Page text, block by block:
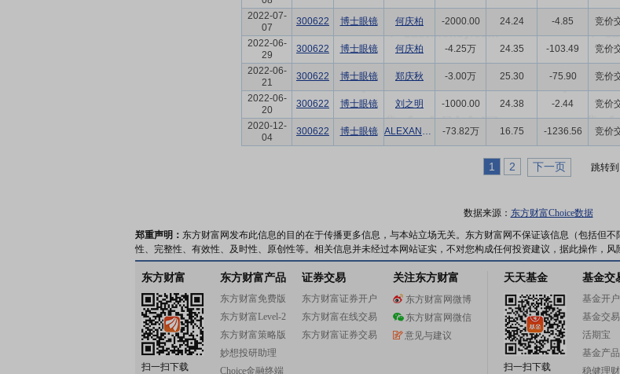
2022-07-
07
300622 博士眼镜 何庆柏 -2000.00 24.24 -4.85 竞价
2022-06-
29
300622 博士眼镜 何庆柏 -4.25万 24.35 -103.49 竞价
2022-06-
21
300622 博士眼镜 郑庆秋 -3.00万 25.30 -75.90 竞价
2022-06-
20
300622 博士眼镜 刘之明 -1000.00 24.38 -2.44 竞价
2020-12-
04
300622 博士眼镜 ALEXANDER LIU -73.82万 16.75 -1236.56 竞价
1 2 下一页 跳转到
数据来源： 东方财富Choice数据
郑重声明： 东方财富网发布此信息的目的在于传播更多信息，与本站立场无关。东方财富网不保证该信息（包括但
性、完整性、有效性、及时性、原创性等。相关信息并未经过本网站证实，不对您构成任何投资建议，据此操作，风
东方财富
扫一扫下载
东方财富产品
东方财富免费版
东方财富Level-2
东方财富策略版
妙想投研助理
Choice金融终端
证券交易
东方财富证券开户
东方财富在线交易
东方财富证券交易
关注东方财富
东方财富网微博
东方财富网微信
意见与建议
天天基金
扫一扫下载
基金交
基金开户
基金交易
活期宝
基金产品
稳健理财